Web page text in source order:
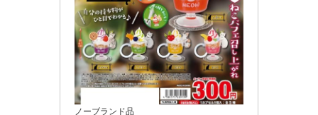
ノーブランド品